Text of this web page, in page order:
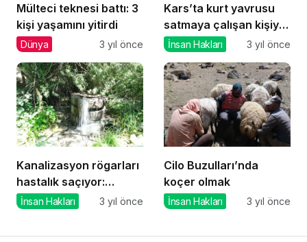
Mülteci teknesi battı: 3
kişi yaşamını yitirdi
Dünya 3 yıl önce
Kars’ta kurt yavrusu
satmaya çalışan kişiye
para cezası kesildi
İnsan Hakları 3 yıl önce
Kanalizasyon rögarları
hastalık saçıyor:
Mahalleli endişeli
İnsan Hakları 3 yıl önce
Cilo Buzulları’nda
koçer olmak
İnsan Hakları 3 yıl önce